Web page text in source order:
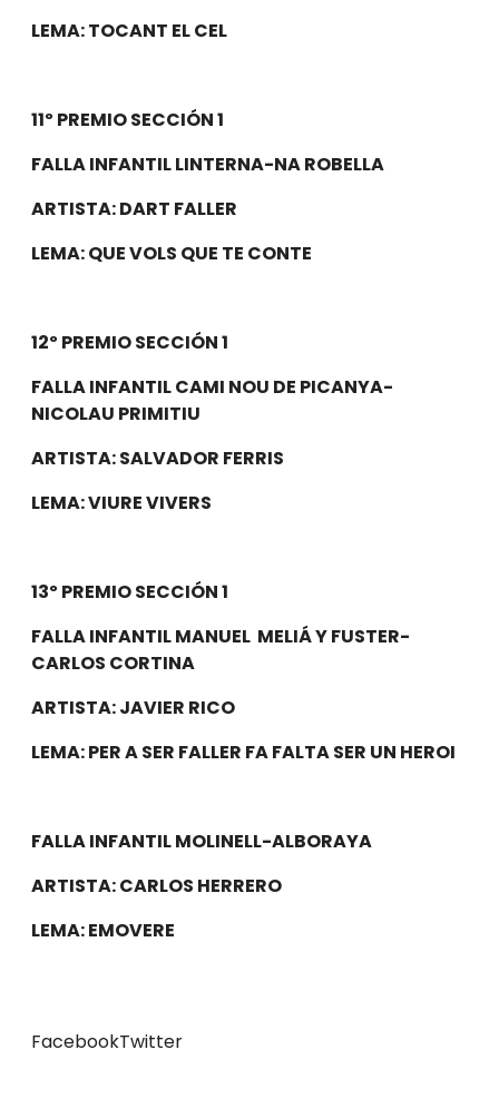
LEMA: TOCANT EL CEL
11º PREMIO SECCIÓN 1
FALLA INFANTIL LINTERNA-NA ROBELLA
ARTISTA: DART FALLER
LEMA: QUE VOLS QUE TE CONTE
12º PREMIO SECCIÓN 1
FALLA INFANTIL CAMI NOU DE PICANYA-
NICOLAU PRIMITIU
ARTISTA: SALVADOR FERRIS
LEMA: VIURE VIVERS
13º PREMIO SECCIÓN 1
FALLA INFANTIL MANUEL MELIÁ Y FUSTER-
CARLOS CORTINA
ARTISTA: JAVIER RICO
LEMA: PER A SER FALLER FA FALTA SER UN HEROI
FALLA INFANTIL MOLINELL-ALBORAYA
ARTISTA: CARLOS HERRERO
LEMA: EMOVERE
FacebookTwitter